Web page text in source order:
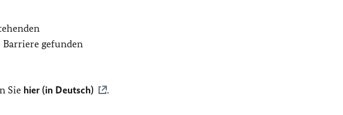
Barriere gefunden
Sie hier (in Deutsch)
.